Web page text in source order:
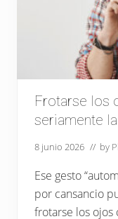
l
s
u
t
o
s
n
o
Frotarse los
seriamente
8 junio 2026 // by
Ese gesto
por cansancio
frotarse los ojos